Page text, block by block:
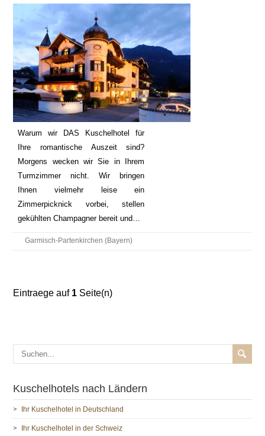
Warum wir DAS Kuschelhotel für
Ihre romantische Auszeit sind?
Morgens wecken wir Sie in Ihrem
Turmzimmer nicht. Wir bringen
Ihnen vielmehr leise ein
Zimmerpicknick vorbei, stellen
gekühlten Champagner bereit und…
Garmisch-Partenkirchen (Bayern)
Eintraege auf 1 Seite(n)
Kuschelhotels nach Ländern
Ihr Kuschelhotel in Deutschland
Ihr Kuschelhotel in der Schweiz